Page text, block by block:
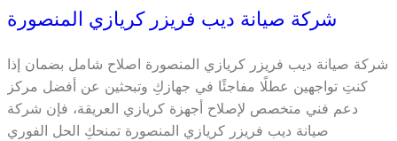
شركة صيانة ديب فريزر كريازي المنصورة
شركة صيانة ديب فريزر كريازي المنصورة اصلاح شامل بضمان إذا
كنتِ تواجهين عطلًا مفاجئًا في جهازكِ وتبحثين عن أفضل مركز
دعم فني متخصص لإصلاح أجهزة كريازي العريقة، فإن شركة
صيانة ديب فريزر كريازي المنصورة تمنحكِ الحل الفوري